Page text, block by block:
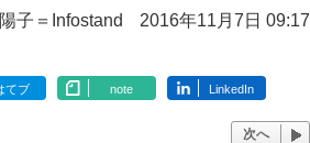
子＝Infostand 2016年11月7日 09:17
てブ note LinkedIn
次へ